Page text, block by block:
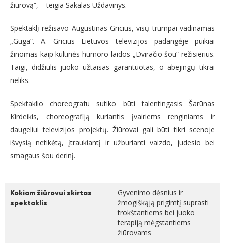
žiūrovą“, – teigia Sakalas Uždavinys.
Spektaklį režisavo Augustinas Gricius, visų trumpai vadinamas
„Guga“. A. Gricius Lietuvos televizijos padangėje puikiai
žinomas kaip kultinės humoro laidos „Dviračio šou“ režisierius.
Taigi, didžiulis juoko užtaisas garantuotas, o abejingų tikrai
neliks.
Spektaklio choreografu sutiko būti talentingasis Šarūnas
Kirdeikis, choreografiją kuriantis įvairiems renginiams ir
daugeliui televizijos projektų. Žiūrovai gali būti tikri scenoje
išvysią netikėtą, įtraukiantį ir užburianti vaizdo, judesio bei
smagaus šou derinį.
Kokiam žiūrovui skirtas
spektaklis
Gyvenimo dėsnius ir
žmogiškąją prigimtį suprasti
trokštantiems bei juoko
terapiją mėgstantiems
žiūrovams